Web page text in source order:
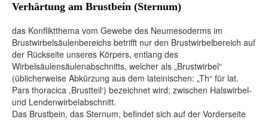
Verhärtung am Brustbein (Sternum)
das Konfliktthema vom Gewebe des Neumesoderms im
Brustwirbelsäulenbereichs betrifft nur den Brustwirbelbereich auf
der Rückseite unseres Körpers, entlang des
Wirbelsäulensäulenabschnitts, welcher als „Brustwirbel“
(üblicherweise Abkürzung aus dem lateinischen: „Th“ für lat.
Pars thoracica ,Brustteil‘) bezeichnet wird; zwischen Halswirbel-
und Lendenwirbelabschnitt.
Das Brustbein, das Sternum, befindet sich auf der Vorderseite